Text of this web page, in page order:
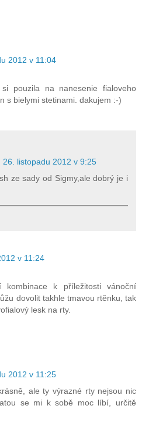
2012 v 11:04
pouzila na nanesenie fialoveho
s bielymi stetinami. dakujem :-)
26. listopadu 2012 v 9:25
ze sady od Sigmy,ale dobrý je i
v 11:24
k příležitosti vánoční
dovolit takhle tmavou rtěnku, tak
lesk na rty.
2012 v 11:25
ale ty výrazné rty nejsou nic
se mi k sobě moc líbí, určitě